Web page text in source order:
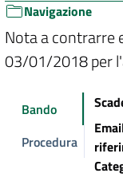
Navigazione
Nota a contrarre
03/01/2018 per
Bando
Procedura